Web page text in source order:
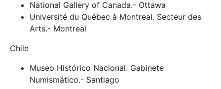
National Gallery of Canada.- Ottawa
Université du Québec à Montreal. Secteur des
Arts.- Montreal
Chile
Museo Histórico Nacional. Gabinete
Numismático.- Santiago